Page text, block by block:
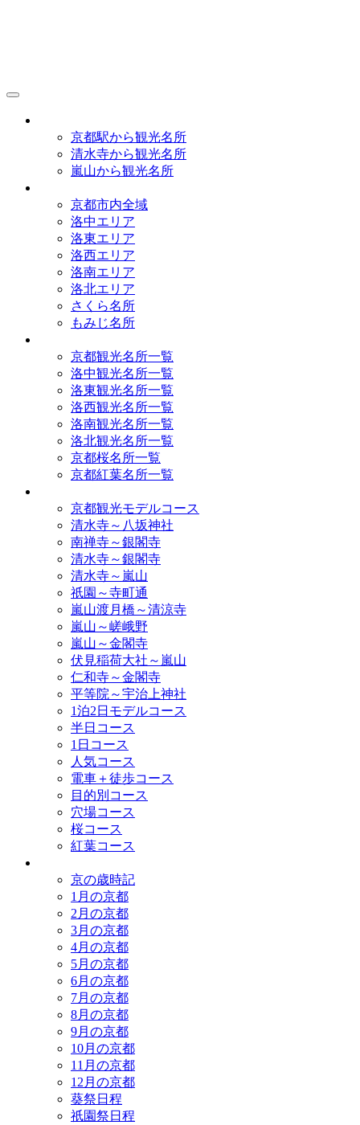
京都駅から観光名所
清水寺から観光名所
嵐山から観光名所
京都市内全域
洛中エリア
洛東エリア
洛西エリア
洛南エリア
洛北エリア
さくら名所
もみじ名所
京都観光名所一覧
洛中観光名所一覧
洛東観光名所一覧
洛西観光名所一覧
洛南観光名所一覧
洛北観光名所一覧
京都桜名所一覧
京都紅葉名所一覧
京都観光モデルコース
清水寺～八坂神社
南禅寺～銀閣寺
清水寺～銀閣寺
清水寺～嵐山
祇園～寺町通
嵐山渡月橋～清涼寺
嵐山～嵯峨野
嵐山～金閣寺
伏見稲荷大社～嵐山
仁和寺～金閣寺
平等院～宇治上神社
1泊2日モデルコース
半日コース
1日コース
人気コース
電車＋徒歩コース
目的別コース
穴場コース
桜コース
紅葉コース
京の歳時記
1月の京都
2月の京都
3月の京都
4月の京都
5月の京都
6月の京都
7月の京都
8月の京都
9月の京都
10月の京都
11月の京都
12月の京都
葵祭日程
祇園祭日程